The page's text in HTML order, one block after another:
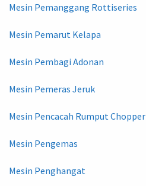
Mesin Pemanggang Rottiseries
Mesin Pemarut Kelapa
Mesin Pembagi Adonan
Mesin Pemeras Jeruk
Mesin Pencacah Rumput Chopper
Mesin Pengemas
Mesin Penghangat